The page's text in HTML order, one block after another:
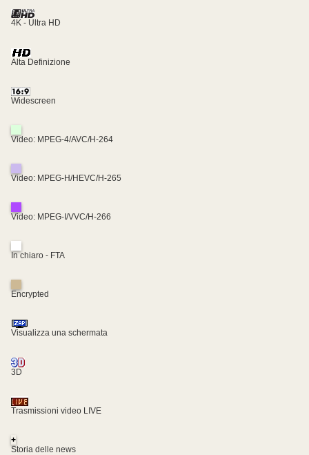
4K - Ultra HD
Alta Definizione
Widescreen
Video: MPEG-4/AVC/H-264
Video: MPEG-H/HEVC/H-265
Video: MPEG-I/VVC/H-266
In chiaro - FTA
Encrypted
Visualizza una schermata
3D
Trasmissioni video LIVE
+
Storia delle news